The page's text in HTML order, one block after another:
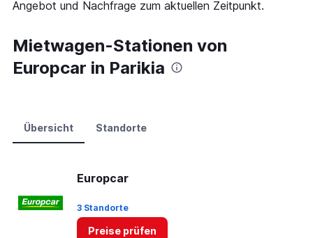
values.
0
to
75.
Angebot und Nachfrage zum aktuellen Zeitpunkt.
Mietwagen-Stationen von
Europcar in Parikia
Übersicht Standorte
Europcar
3 Standorte
Preise prüfen